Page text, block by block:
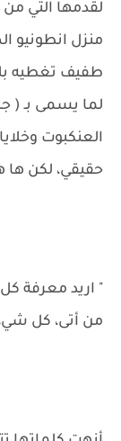
لقدمها التي
منزل انطونيو
طفيف تغطيه
لما يسمى بـ (
العنكبوت
حقيقي، لكن ها
" اريد معرفة
من أتى، كل